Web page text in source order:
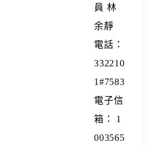
員 林
余靜
電話：
332210
1#7583
電子信
箱： 1
003565